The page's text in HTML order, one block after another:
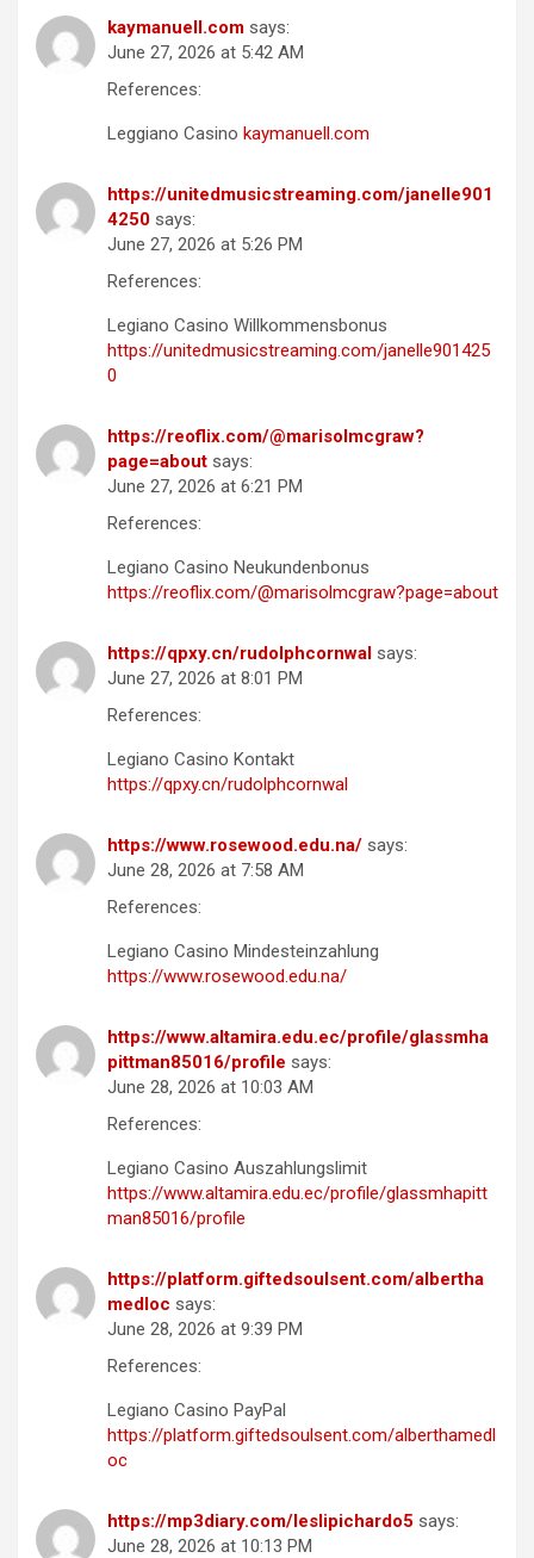
kaymanuell.com says:
June 27, 2026 at 5:42 AM
References:
Leggiano Casino kaymanuell.com
https://unitedmusicstreaming.com/janelle901
4250 says:
June 27, 2026 at 5:26 PM
References:
Legiano Casino Willkommensbonus
https://unitedmusicstreaming.com/janelle901425
0
https://reoflix.com/@marisolmcgraw?
page=about says:
June 27, 2026 at 6:21 PM
References:
Legiano Casino Neukundenbonus
https://reoflix.com/@marisolmcgraw?page=about
https://qpxy.cn/rudolphcornwal says:
June 27, 2026 at 8:01 PM
References:
Legiano Casino Kontakt
https://qpxy.cn/rudolphcornwal
https://www.rosewood.edu.na/ says:
June 28, 2026 at 7:58 AM
References:
Legiano Casino Mindesteinzahlung
https://www.rosewood.edu.na/
https://www.altamira.edu.ec/profile/glassmha
pittman85016/profile says:
June 28, 2026 at 10:03 AM
References:
Legiano Casino Auszahlungslimit
https://www.altamira.edu.ec/profile/glassmhapitt
man85016/profile
https://platform.giftedsoulsent.com/albertha
medloc says:
June 28, 2026 at 9:39 PM
References:
Legiano Casino PayPal
https://platform.giftedsoulsent.com/alberthamedl
oc
https://mp3diary.com/leslipichardo5 says:
June 28, 2026 at 10:13 PM